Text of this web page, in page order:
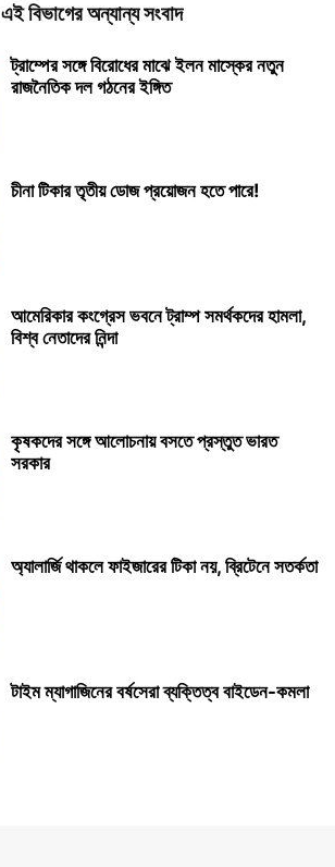
এই বিভাগের অন্যান্য সংবাদ
ট্রাম্পের সঙ্গে বিরোধের মাঝে ইলন মাস্কের নতুন
রাজনৈতিক দল গঠনের ইঙ্গিত
চীনা টিকার তৃতীয় ডোজ প্রয়োজন হতে পারে!
আমেরিকার কংগ্রেস ভবনে ট্রাম্প সমর্থকদের হামলা,
বিশ্ব নেতাদের নিন্দা
কৃষকদের সঙ্গে আলোচনায় বসতে প্রস্তুত ভারত
সরকার
অ্যালার্জি থাকলে ফাইজারের টিকা নয়, ব্রিটেনে সতর্কতা
টাইম ম্যাগাজিনের বর্ষসেরা ব্যক্তিত্ব বাইডেন-কমলা